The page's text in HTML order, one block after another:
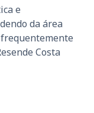
e
da área
Costa